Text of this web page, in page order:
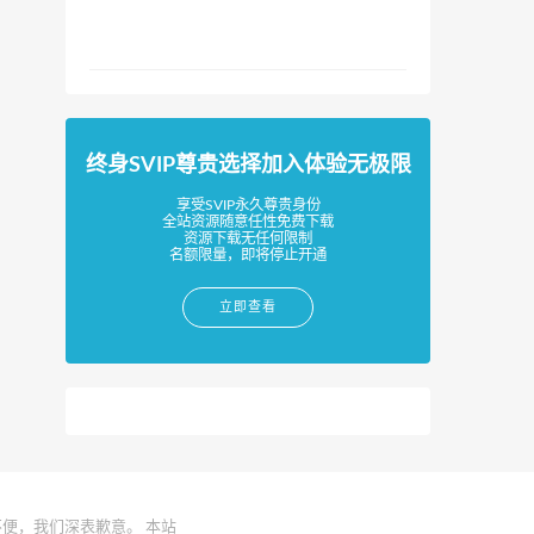
终身SVIP尊贵选择加入体验无极限
享受SVIP永久尊贵身份
全站资源随意任性免费下载
资源下载无任何限制
名额限量，即将停止开通
立即查看
，我们深表歉意。 本站